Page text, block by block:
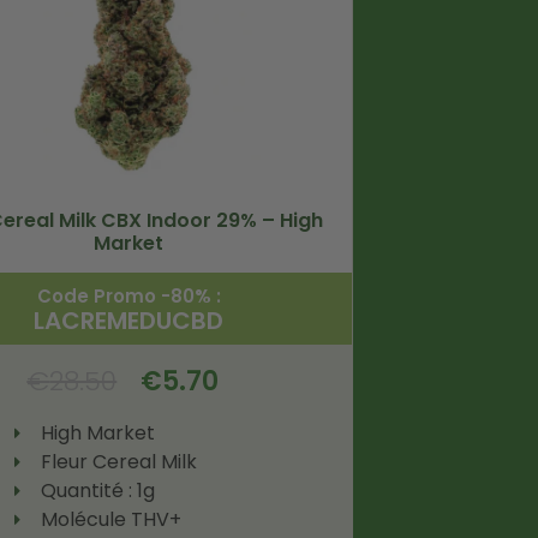
Milk CBX Indoor 29% – High
Market
Code Promo -80% :
LACREMEDUCBD
€5.70
High Market
Fleur Cereal Milk
Quantité : 1g
Molécule THV+